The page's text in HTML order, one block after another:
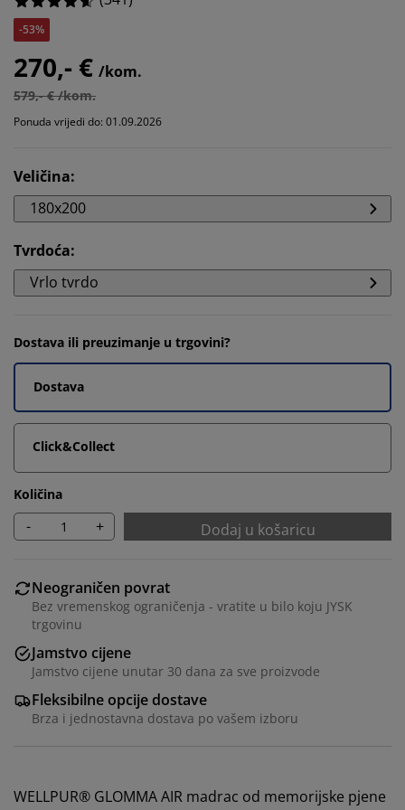
-53%
270,- € /kom.
579,- € /kom.
Ponuda vrijedi do: 01.09.2026
Veličina:
180x200
Tvrdoća:
Vrlo tvrdo
Dostava ili preuzimanje u trgovini?
Dostava
Click&Collect
Količina
- + Dodaj u košaricu
Neograničen povrat
Bez vremenskog ograničenja - vratite u bilo koju JYSK
trgovinu
Jamstvo cijene
Jamstvo cijene unutar 30 dana za sve proizvode
Fleksibilne opcije dostave
Brza i jednostavna dostava po vašem izboru
WELLPUR® GLOMMA AIR madrac od memorijske pjene